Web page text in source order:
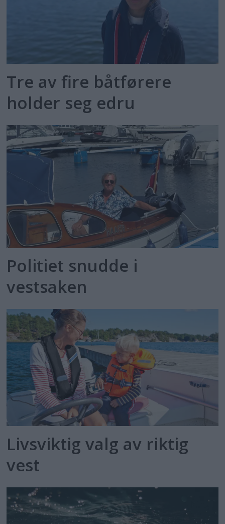
Tre av fire båtførere
holder seg edru
Politiet snudde i
vestsaken
Livsviktig valg av riktig
vest